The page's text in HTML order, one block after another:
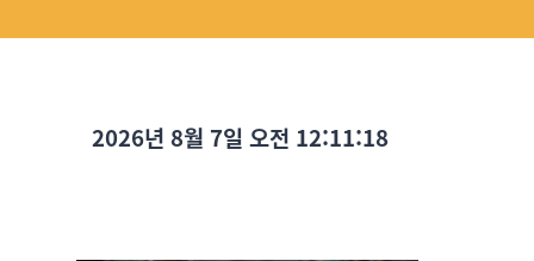
2026년 8월 7일 오전 12:11:20